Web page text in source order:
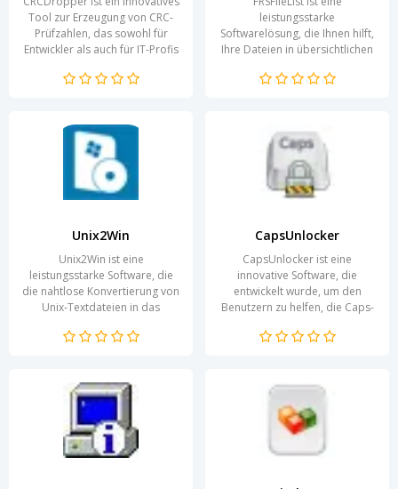
Tool zur Erzeugung von CRC-
Prüfzahlen, das sowohl für
Entwickler als auch für IT-Profis
Durch die...
leistungsstarke
Softwarelösung, die Ihnen hilft,
Ihre Dateien in übersichtlichen
eine Inventarisierung...
Unix2Win
Unix2Win ist eine
leistungsstarke Software, die
die nahtlose Konvertierung von
Unix-Textdateien in das
Sie adressiert spezifische...
CapsUnlocker
CapsUnlocker ist eine
innovative Software, die
entwickelt wurde, um den
Benutzern zu helfen, die Caps-
besser zu verwalten. Diese...